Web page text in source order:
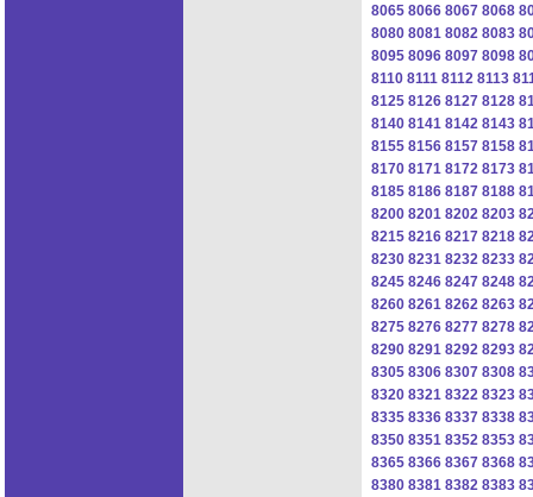
8065 8066 8067 8068
8080 8081 8082 8083
8095 8096 8097 8098
8110 8111 8112 8113
8125 8126 8127 8128
8140 8141 8142 8143
8155 8156 8157 8158
8170 8171 8172 8173
8185 8186 8187 8188
8200 8201 8202 8203
8215 8216 8217 8218
8230 8231 8232 8233
8245 8246 8247 8248
8260 8261 8262 8263
8275 8276 8277 8278
8290 8291 8292 8293
8305 8306 8307 8308
8320 8321 8322 8323
8335 8336 8337 8338
8350 8351 8352 8353
8365 8366 8367 8368
8380 8381 8382 8383